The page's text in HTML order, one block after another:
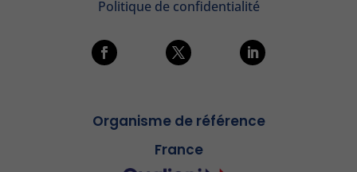
Organisme de référence
France
Politique de confidentialité